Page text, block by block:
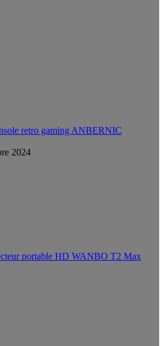
retro gaming ANBERNIC
2024
portable HD WANBO T2 Max